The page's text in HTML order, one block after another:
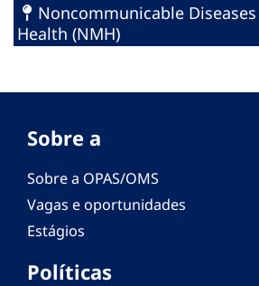
Noncommunicable
Health (NMH)
Sobre a
Sobre a OPAS/OMS
Vagas e oportunidades
Estágios
Políticas